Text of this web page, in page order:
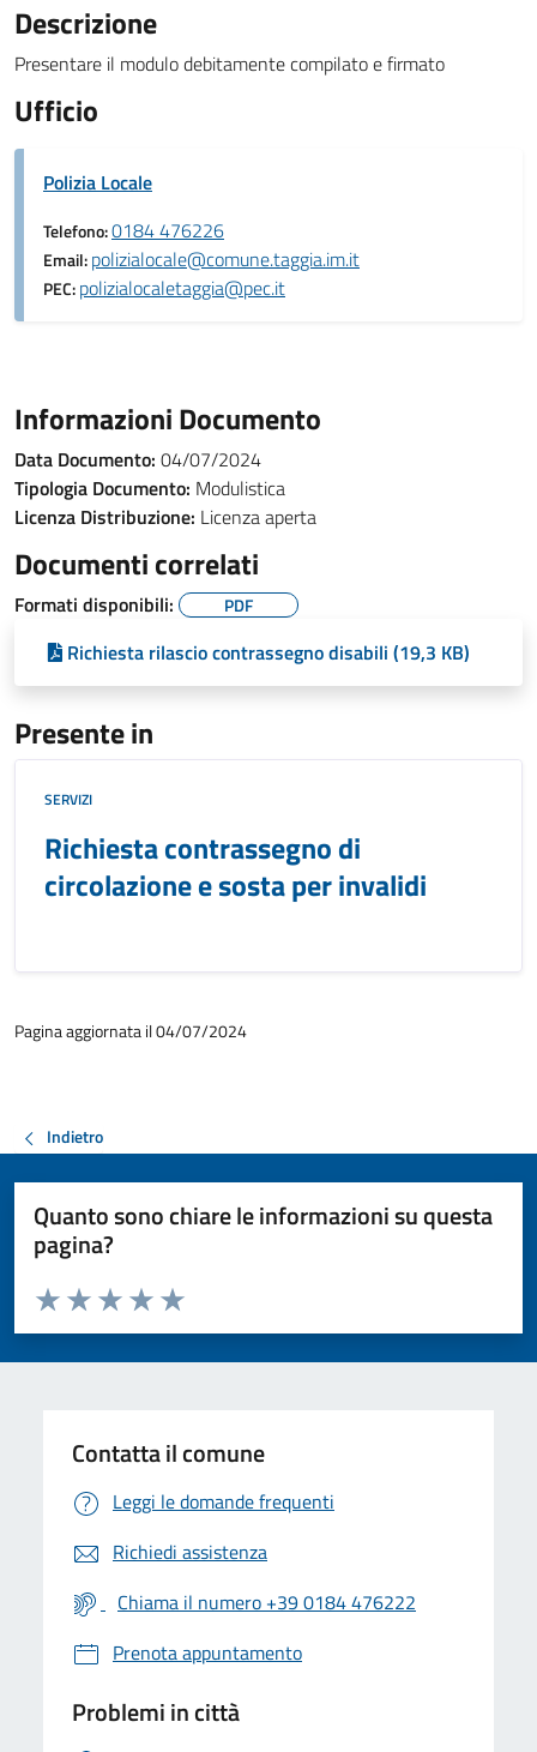
Descrizione
Presentare il modulo debitamente compilato e firmato
Ufficio
Polizia Locale
Telefono:0184 476226
Email:polizialocale@comune.taggia.im.it
PEC:polizialocaletaggia@pec.it
Informazioni Documento
Data Documento: 04/07/2024
Tipologia Documento: Modulistica
Licenza Distribuzione: Licenza aperta
Documenti correlati
Formati disponibili: PDF
Richiesta rilascio contrassegno disabili (19,3 KB)
Presente in
SERVIZI
Richiesta contrassegno di
circolazione e sosta per invalidi
Pagina aggiornata il 04/07/2024
Indietro
Quanto sono chiare le informazioni su questa
pagina?
Valuta da 1 a 5 stelle la pagina
Valuta 5 stelle su 5
Valuta 4 stelle su 5
Valuta 3 stelle su 5
Valuta 2 stelle su 5
Valuta 1 stelle su 5
Contatta il comune
Leggi le domande frequenti
Richiedi assistenza
Chiama il numero +39 0184 476222
Prenota appuntamento
Problemi in città